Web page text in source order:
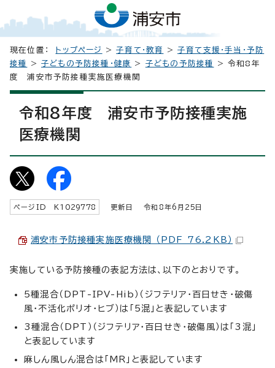
現在位置： トップページ >子育て・教育 >子育て支援・手当・予防
接種
>子どもの予防接種・健康 > 子どもの予防接種
> 令和8年
度 浦安市予防接種実施医療機関
令和8年度 浦安市予防接種実施
医療機関
ページID K 1029778 更新日 令和8年6月 25 日
浦安市予防接種実施医療機関 （PDF 76.2KB）
実施している予防接種の表記方法は、以下のとおりです。
5種混合（DPT-IPV-Hib）（ジフテリア・百日せき・破傷
風・不活化ポリオ・ヒブ）は「5混」と表記しています
3種混合（DPT）（ジフテリア・百日せき・破傷風）は「3混」
と表記しています
麻しん風しん混合は「MR」と表記しています